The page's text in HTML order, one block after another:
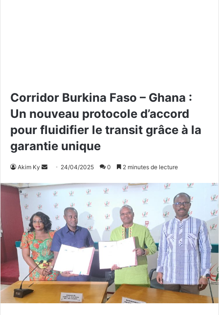
Corridor Burkina Faso – Ghana :
Un nouveau protocole d’accord
pour fluidifier le transit grâce à la
garantie unique
Akim Ky
v
e
r
u
n
c
o
24/04/2025 0 2 minutes de lecture